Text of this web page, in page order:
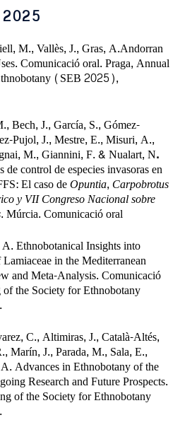
2025
M., Vallès, J., Gras, A.Andorran
Comunicació oral. Praga, Annual
(SEB 2025),
Bech, J., García, S., Gómez-
Pujol, J., Mestre, E., Misuri, A.,
M., Giannini, F. &Nualart, N.
control de especies invasoras en
El caso deOpuntia, Carpobrotus
y VII Congreso Nacional sobre
. Múrcia. Comunicació oral
Ethnobotanical Insights into
in the Mediterranean
and Meta-Analysis. Comunicació
the Society for Ethnobotany
C., Altimiras, J., Català-Altés,
Marín, J., Parada, M., Sala, E.,
Advances in Ethnobotany of the
Research and Future Prospects.
of the Society for Ethnobotany